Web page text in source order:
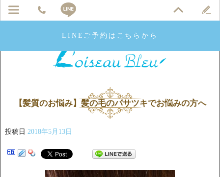
LINEご予約はこちらから
【髪質のお悩み】髪の毛のパサツキでお悩みの方へ
投稿日 2018年5月13日